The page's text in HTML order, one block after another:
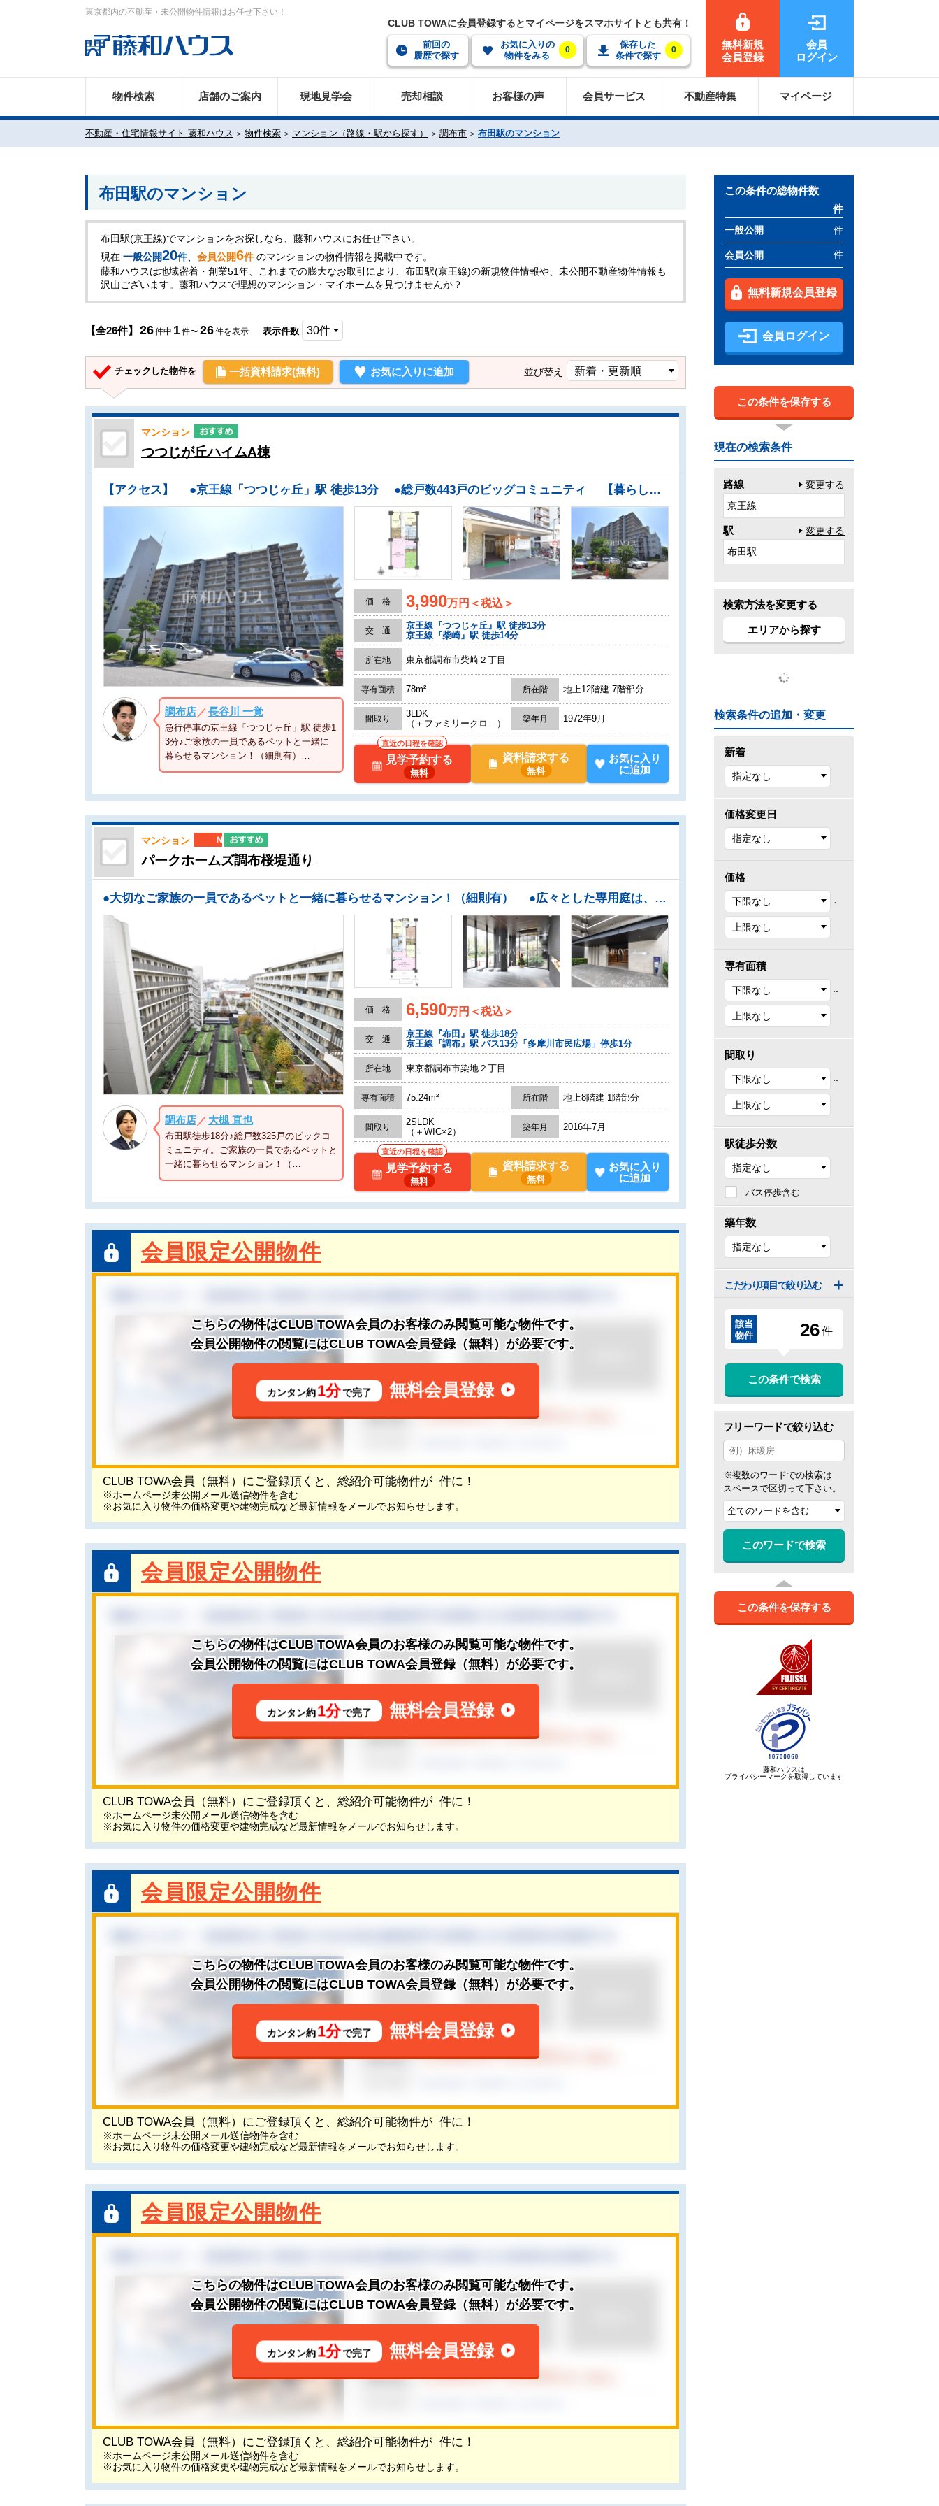
東京都内の不動産・未公開物件情報はお任せ下さい！
CLUB TOWAに会員登録するとマイページをスマホサイトとも共有！
前回の
履歴で探す
お気に入りの
物件をみる
0
保存した
条件で探す
0
無料新規
会員登録
会員
ログイン
物件検索 店舗のご案内 現地見学会 売却相談 お客様の声 会員サービス 不動産特集 マイページ
不動産・住宅情報サイト 藤和ハウス 物件検索 マンション（路線・駅から探す） 調布市 布田駅のマンション
布田駅のマンション
布田駅(京王線)でマンションをお探しなら、藤和ハウスにお任せ下さい。
現在 一般公開20件、 会員公開6件 のマンションの物件情報を掲載中です。
藤和ハウスは地域密着・創業51年、これまでの膨大なお取引により、布田駅(京王線)の新規物件情報や、未公開不動産物件情報も
沢山ございます。藤和ハウスで理想のマンション・マイホームを見つけませんか？
【全26件】 26件中 1件〜26件を表示 表示件数
チェックした物件を 一括資料請求(無料) お気に入りに追加 並び替え
マンション
つつじが丘ハイムA棟
【アクセス】 ●京王線「つつじヶ丘」駅 徒歩13分 ●総戸数443戸のビッグコミュニティ 【暮らしの魅力・ペット】 ●大切なご家族の一員であるペットと一緒に暮らせるマンション（細則有） 【LDK・日当たり】 ●家族の集まるLDKはゆったり約18.1帖 ●南向きバルコニーでたっぷり日差しが注ぎ、お洗濯物もよく乾きます
調布店／長谷川 一覚
急行停車の京王線「つつじヶ丘」駅 徒歩1
3分♪ご家族の一員であるペットと一緒に
暮らせるマンション！（細則有）…
価 格 3,990万円＜税込＞
交 通
京王線『つつじヶ丘』駅 徒歩13分
京王線『柴崎』駅 徒歩14分
所在地 東京都調布市柴崎２丁目
専有面積 78m² 所在階 地上12階建 7階部分
間取り
3LDK
（＋ファミリークロ…）
築年月 1972年9月
直近の日程を確認
見学予約する
無料
資料請求する
無料
お気に入り
に追加
マンション
パークホームズ調布桜堤通り
●大切なご家族の一員であるペットと一緒に暮らせるマンション！（細則有） ●広々とした専用庭は、ガーデニングや家庭菜園なども楽しめます。夏には、お子様用のビニールプールも広げられます。 ●大容量のウォークインクローゼットが二つもありお部屋をスッキリきれいに保てます。 ●南西向きのバルコニーは日差しもたっぷり注ぎ、お洗濯物もよく乾きます。 ●ご家族の様子を確認しながら調理ができる対面キッチン
調布店／ 大槻 直也
布田駅徒歩18分♪総戸数325戸のビックコ
ミュニティ。ご家族の一員であるペットと
一緒に暮らせるマンション！（…
価 格 6,590万円＜税込＞
交 通
京王線『布田』駅 徒歩18分
京王線『調布』駅 バス13分「多摩川市民広場」停歩1分
所在地 東京都調布市染地２丁目
専有面積 75.24m² 所在階 地上8階建 1階部分
間取り
2SLDK
（＋WIC×2）
築年月 2016年7月
直近の日程を確認
見学予約する
無料
資料請求する
無料
お気に入り
に追加
会員限定公開物件
こちらの物件はCLUB TOWA会員のお客様のみ閲覧可能な物件です。
会員公開物件の閲覧にはCLUB TOWA会員登録（無料）が必要です。
カンタン約1分 で完了 無料会員登録
CLUB TOWA会員（無料）にご登録頂くと、総紹介可能物件が 件に！
※ホームページ未公開メール送信物件を含む
※お気に入り物件の価格変更や建物完成など最新情報をメールでお知らせします。
会員限定公開物件
こちらの物件はCLUB TOWA会員のお客様のみ閲覧可能な物件です。
会員公開物件の閲覧にはCLUB TOWA会員登録（無料）が必要です。
カンタン約1分 で完了 無料会員登録
CLUB TOWA会員（無料）にご登録頂くと、総紹介可能物件が 件に！
※ホームページ未公開メール送信物件を含む
※お気に入り物件の価格変更や建物完成など最新情報をメールでお知らせします。
会員限定公開物件
こちらの物件はCLUB TOWA会員のお客様のみ閲覧可能な物件です。
会員公開物件の閲覧にはCLUB TOWA会員登録（無料）が必要です。
カンタン約1分 で完了 無料会員登録
CLUB TOWA会員（無料）にご登録頂くと、総紹介可能物件が 件に！
※ホームページ未公開メール送信物件を含む
※お気に入り物件の価格変更や建物完成など最新情報をメールでお知らせします。
会員限定公開物件
こちらの物件はCLUB TOWA会員のお客様のみ閲覧可能な物件です。
会員公開物件の閲覧にはCLUB TOWA会員登録（無料）が必要です。
カンタン約1分 で完了 無料会員登録
CLUB TOWA会員（無料）にご登録頂くと、総紹介可能物件が 件に！
※ホームページ未公開メール送信物件を含む
※お気に入り物件の価格変更や建物完成など最新情報をメールでお知らせします。
この条件の総物件数
件
一般公開 件
会員公開 件
無料新規会員登録
会員ログイン
この条件を保存する
現在の検索条件
路線
変更する
京王線
駅
変更する
布田駅
検索方法を変更する
エリアから探す
検索条件の追加・変更
新着
価格変更日
価格
～
専有面積
～
間取り
～
駅徒歩分数
バス停歩含む
築年数
こだわり項目で絞り込む
該当
物件
26件
この条件で検索
フリーワードで絞り込む
※複数のワードでの検索は
スペースで区切って下さい。
このワードで検索
この条件を保存する
藤和ハウスは
プライバシーマークを取得しています